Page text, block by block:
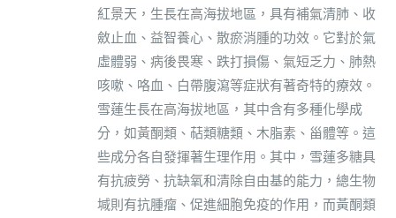
紅景天，生長在高海拔地區，具有補氣清肺、收
斂止血、益智養心、散瘀消腫的功效。它對於氣
虛體弱、病後畏寒、跌打損傷、氣短乏力、肺熱
咳嗽、咯血、白帶腹瀉等症狀有著奇特的療效。
雪蓮生長在高海拔地區，其中含有多種化學成
分，如黃酮類、萜類糖類、木脂素、甾體等。這
些成分各自發揮著生理作用。其中，雪蓮多糖具
有抗疲勞、抗缺氧和清除自由基的能力，總生物
堿則有抗腫瘤、促進細胞免疫的作用，而黃酮類